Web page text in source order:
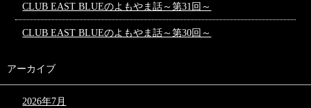
CLUB EAST BLUEのよもやま話～第31回～
CLUB EAST BLUEのよもやま話～第30回～
アーカイブ
2026年7月